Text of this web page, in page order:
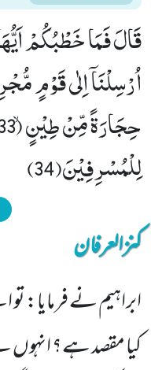
لِلْمُسْرِفِیْنَ(34)
کنزالعرفان
ابراہیم نے فرمایا:
کیا مقصد ہے؟